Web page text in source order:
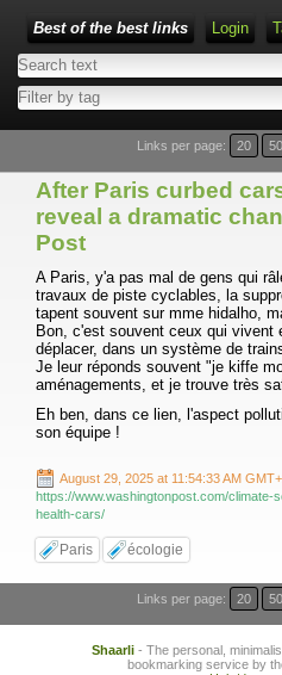
Best of the best links Login
Links per page: 20 50
After Paris curbed
reveal a dramatic
Post
A Paris, y'a pas mal de gens qui
travaux de piste cyclables, la
tapent souvent sur mme hidalho,
Bon, c'est souvent ceux qui vivent
déplacer, dans un système de
Je leur réponds souvent "je kiffe
aménagements, et je trouve très
Eh ben, dans ce lien, l'aspect
son équipe !
August 29, 2025 at 11:54:33 AM
https://www.washingtonpost.com/climate-
health-cars/
Paris écologie
Links per page: 20 50
Shaarli- The personal,
bookmarking service by